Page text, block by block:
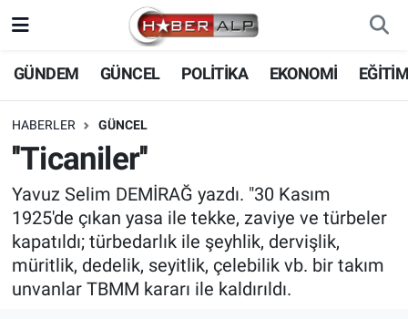
GÜNDEM GÜNCEL POLİTİKA EKONOMİ
HABERLER GÜNCEL
''Ticaniler''
Yavuz Selim DEMİRAĞ yazdı. "30 Kasım
1925'de çıkan yasa ile tekke, zaviye ve türbeler
kapatıldı; türbedarlık ile şeyhlik, dervişlik,
müritlik, dedelik, seyitlik, çelebilik vb. bir takım
unvanlar TBMM kararı ile kaldırıldı.
Nöbetçi Eczaneler
Hava Durumu
Trafik Durumu
Süper Lig Puan Durumu ve Fikstür
Tüm Manşetler
Son Dakika Haberleri